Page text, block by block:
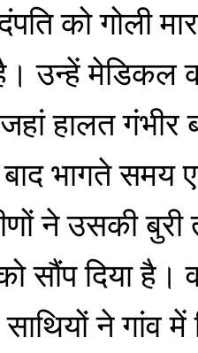
को गोली मार
उन्हें मेडिकल
हालत गंभीर
भागते समय
ने उसकी बुरी
सौंप दिया है।
ने गांव में